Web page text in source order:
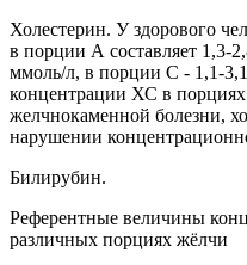
Холестерин. У здорового
в порции А составляет 1,3-
ммоль/л, в порции С - 1,1-
концентрации ХС в
желчнокаменной болезни,
нарушении
Билирубин.
Референтные величины
различных порциях жёлчи